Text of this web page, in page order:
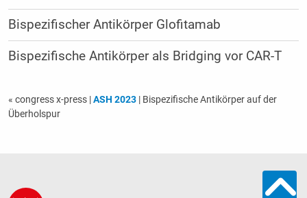
Bispezifischer Antikörper Glofitamab
Bispezifische Antikörper als Bridging vor CAR-T
« congress x-press |ASH 2023| Bispezifische Antikörper auf der
Überholspur